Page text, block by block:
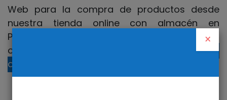
×
Web para la compra de productos desde
nuestra tienda online con almacén en
Península. Si realiza la compra desde Canarias
o fuera de España, visite nuestra
tienda
online para Canarias